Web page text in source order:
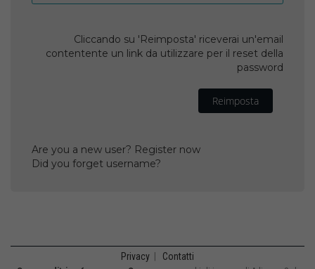
Cliccando su 'Reimposta' riceverai un'email
contentente un link da utilizzare per il reset della
password
Reimposta
Are you a new user? Register now
Did you forget username?
Privacy Contatti